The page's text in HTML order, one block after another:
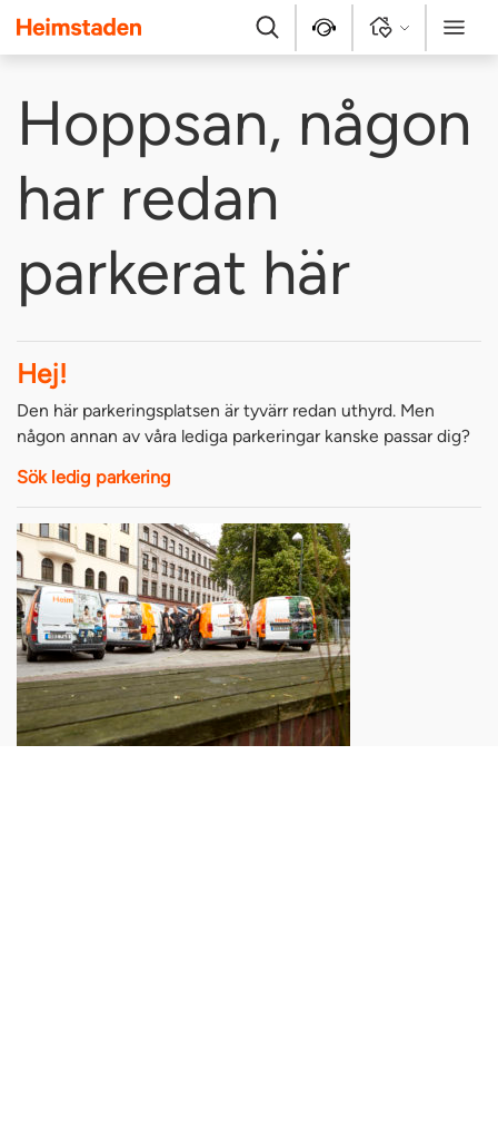
Heimstaden
Sök Kontakt Logga in Meny
Hoppsan, någon
har redan
parkerat här
Hej!
Den här parkeringsplatsen är tyvärr redan uthyrd. Men
någon annan av våra lediga parkeringar kanske passar dig?
Sök ledig parkering